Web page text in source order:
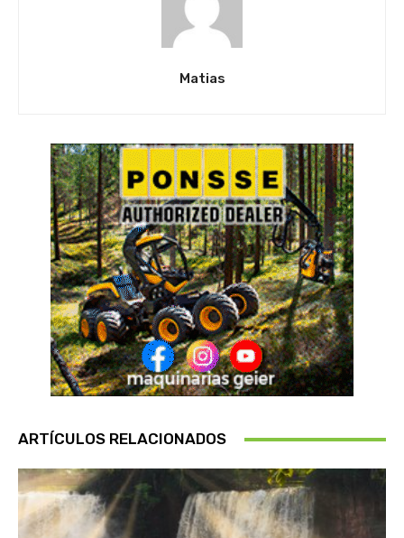
Matias
ARTÍCULOS RELACIONADOS